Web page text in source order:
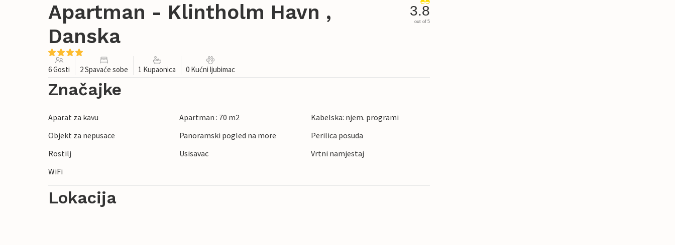
Apartman - Klintholm Havn ,
Danska
3.8
out of 5
6 Gosti 2 Spavaće sobe 1 Kupaonica 0 Kućni ljubimac
Značajke
Aparat za kavu Apartman : 70 m2
Kabelska: njem. programi
Objekt za nepusace
Panoramski pogled na more
Perilica posuda
Rostilj
Usisavac
Vrtni namjestaj
WiFi
Lokacija